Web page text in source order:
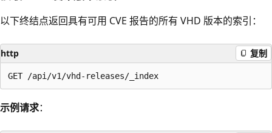
以下终结点返回具有可用 CVE 报告的所有 VHD 版本的索引：
http 复制
示例请求：